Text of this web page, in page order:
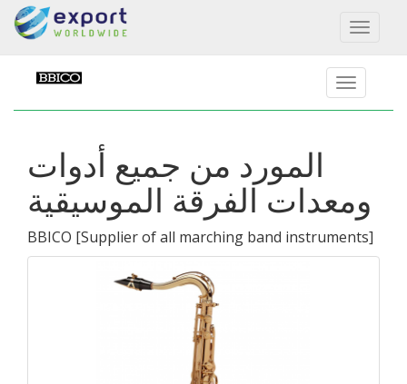
Toggle
المورد من جميع أدوات
ومعدات الفرقة الموسيقية
BBICO [Supplier of all marching band instruments]